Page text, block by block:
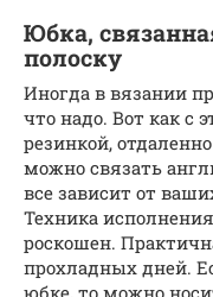
Юбка,
полоску
Иногда в вязании
что надо. Вот как с
резинкой,
можно связать
все зависит от
Техника
роскошен.
прохладных дней.